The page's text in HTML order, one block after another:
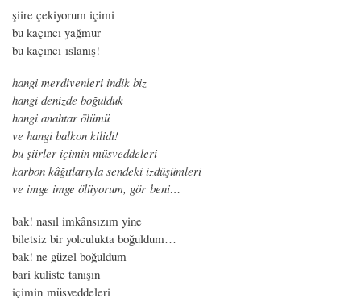
şiire çekiyorum içimi
bu kaçıncı yağmur
bu kaçıncı ıslanış!
hangi merdivenleri indik biz
hangi denizde boğulduk
hangi anahtar ölümü
ve hangi balkon kilidi!
bu şiirler içimin müsveddeleri
karbon kâğıtlarıyla sendeki izdüşümleri
ve imge imge ölüyorum, gör beni…
bak! nasıl imkânsızım yine
biletsiz bir yolculukta boğuldum…
bak! ne güzel boğuldum
bari kuliste tanışın
içimin müsveddeleri